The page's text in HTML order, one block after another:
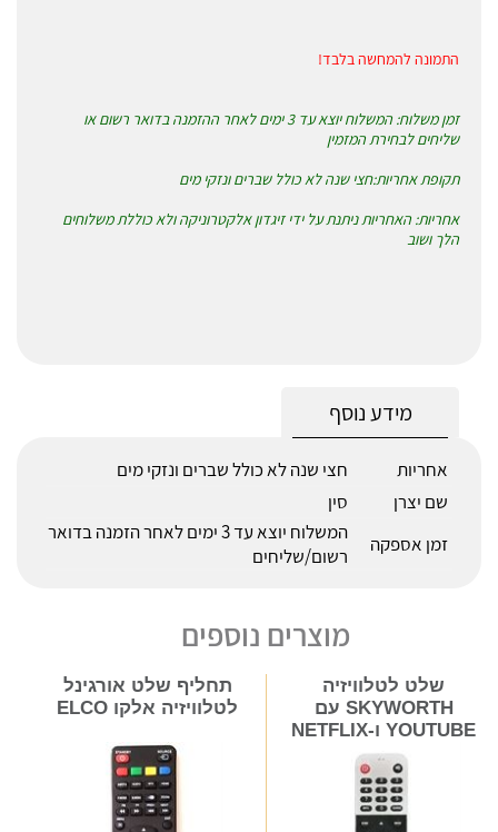
התמונה להמחשה בלבד!
זמן משלוח: המשלוח יוצא עד 3 ימים לאחר ההזמנה בדואר רשום או
שליחים לבחירת המזמין
תקופת אחריות:חצי שנה לא כולל שברים ונזקי מים
אחריות: האחריות ניתנת על ידי זיגדון אלקטרוניקה ולא כוללת משלוחים
הלך ושוב
מידע נוסף
אחריות
חצי שנה לא כולל שברים ונזקי מים
שם יצרן
סין
זמן אספקה
המשלוח יוצא עד 3 ימים לאחר הזמנה בדואר
רשום/שליחים
מוצרים נוספים
שלט לטלוויזיה
SKYWORTH עם
YOUTUBE ו-NETFLIX
תחליף שלט אורגינל
לטלוויזיה אלקו ELCO